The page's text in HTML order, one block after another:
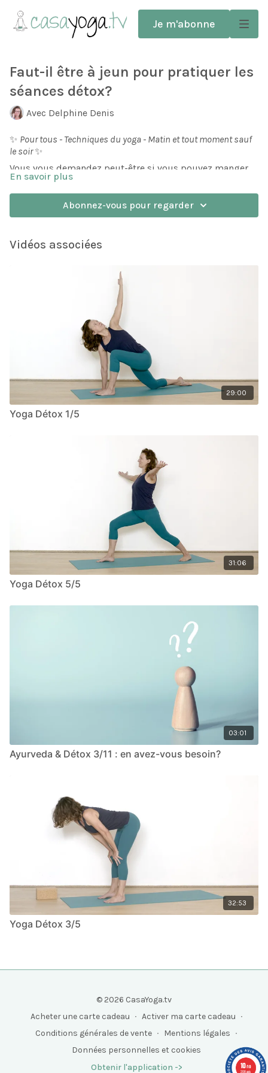
Je m'abonne
Faut-il être à jeun pour pratiquer les
séances détox?
Avec Delphine Denis
✨ Pour tous - Techniques du yoga - Matin et tout moment sauf
le soir✨
Vous vous demandez peut-être si vous pouvez manger
quelque chose avant une pratique détox? Voici mes
conseils.
En savoir plus
Abonnez-vous pour regarder
Vidéos associées
29:00
Yoga Détox 1/5
31:06
Yoga Détox 5/5
03:01
Ayurveda & Détox 3/11 : en avez-vous besoin?
32:53
Yoga Détox 3/5
© 2026 CasaYoga.tv
Acheter une carte cadeau ∙ Activer ma carte cadeau ∙
Conditions générales de vente ∙ Mentions légales ∙
Données personnelles et cookies
Obtenir l'application ->
10/10
208 avis